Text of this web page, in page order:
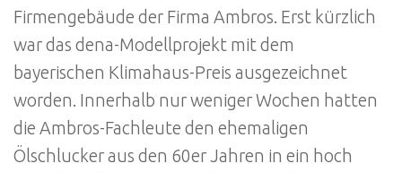
Firmengebäude der Firma Ambros. Erst kürzlich
war das dena-Modellprojekt mit dem
bayerischen Klimahaus-Preis ausgezeichnet
worden. Innerhalb nur weniger Wochen hatten
die Ambros-Fachleute den ehemaligen
Ölschlucker aus den 60er Jahren in ein hoch